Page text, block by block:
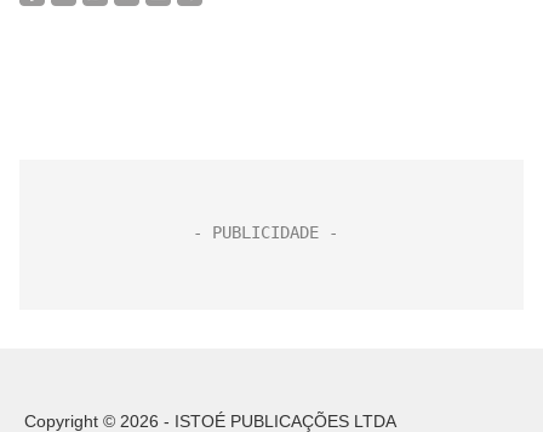
Copyright © 2026 - ISTOÉ PUBLICAÇÕES LTDA